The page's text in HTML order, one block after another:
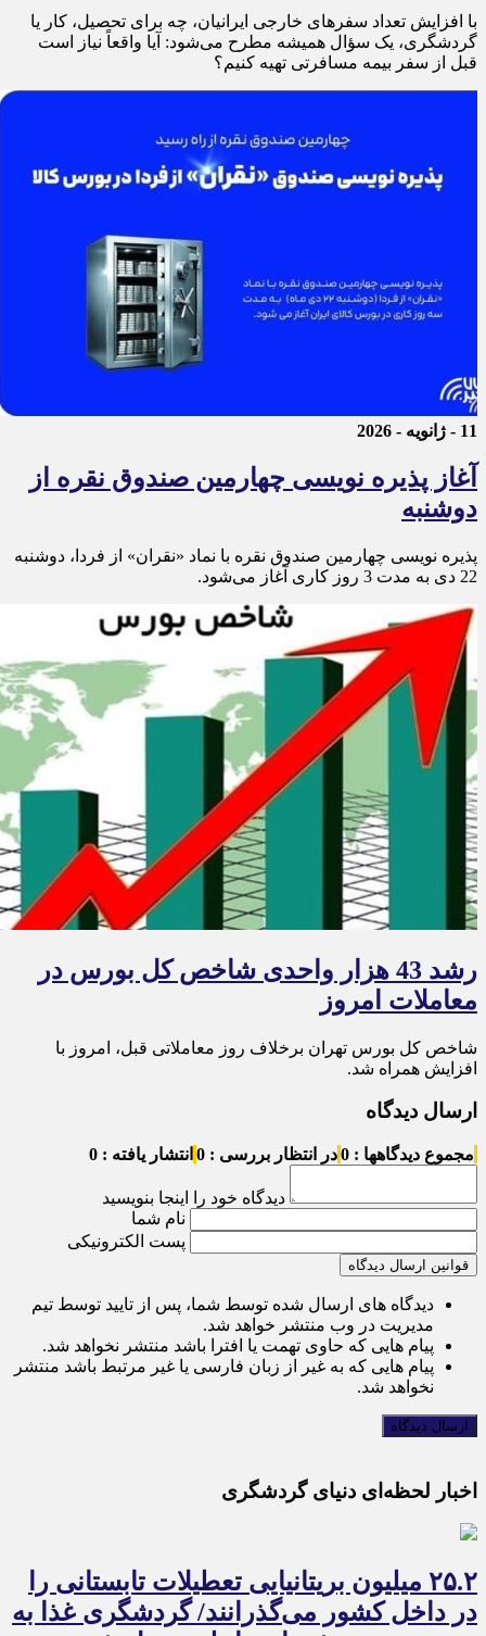
با افزایش تعداد سفرهای خارجی ایرانیان، چه برای تحصیل، کار یا
گردشگری، یک سؤال همیشه مطرح می‌شود: آیا واقعاً نیاز است
قبل از سفر بیمه مسافرتی تهیه کنیم؟
11 - ژانویه - 2026
آغاز پذیره نویسی چهارمین صندوق نقره از
دوشنبه
پذیره‌ نویسی چهارمین صندوق نقره با نماد «نقران» از فردا، دوشنبه
22 دی به مدت 3 روز کاری آغاز می‌شود.
رشد 43 هزار واحدی شاخص کل بورس در
معاملات امروز
شاخص کل بورس تهران برخلاف روز معاملاتی قبل، امروز با
افزایش همراه شد.
ارسال دیدگاه
مجموع دیدگاهها : 0 در انتظار بررسی : 0 انتشار یافته : 0
دیدگاه خود را اینجا بنویسید
نام شما
پست الکترونیکی
قوانین ارسال دیدگاه
دیدگاه های ارسال شده توسط شما، پس از تایید توسط تیم
مدیریت در وب منتشر خواهد شد.
پیام هایی که حاوی تهمت یا افترا باشد منتشر نخواهد شد.
پیام هایی که به غیر از زبان فارسی یا غیر مرتبط باشد منتشر
نخواهد شد.
اخبار لحظه‌ای دنیای گردشگری
۲۵.۲ میلیون بریتانیایی تعطیلات تابستانی را
در داخل کشور می‌گذرانند/ گردشگری غذا به